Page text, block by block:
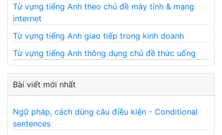
Từ vựng tiếng Anh theo chủ đề máy tính & mạng
internet
Từ vựng tiếng Anh giao tiếp trong kinh doanh
Từ vựng tiếng Anh thông dụng chủ đề thức uống
Bài viết mới nhất
Ngữ pháp, cách dùng câu điều kiện - Conditional
sentences